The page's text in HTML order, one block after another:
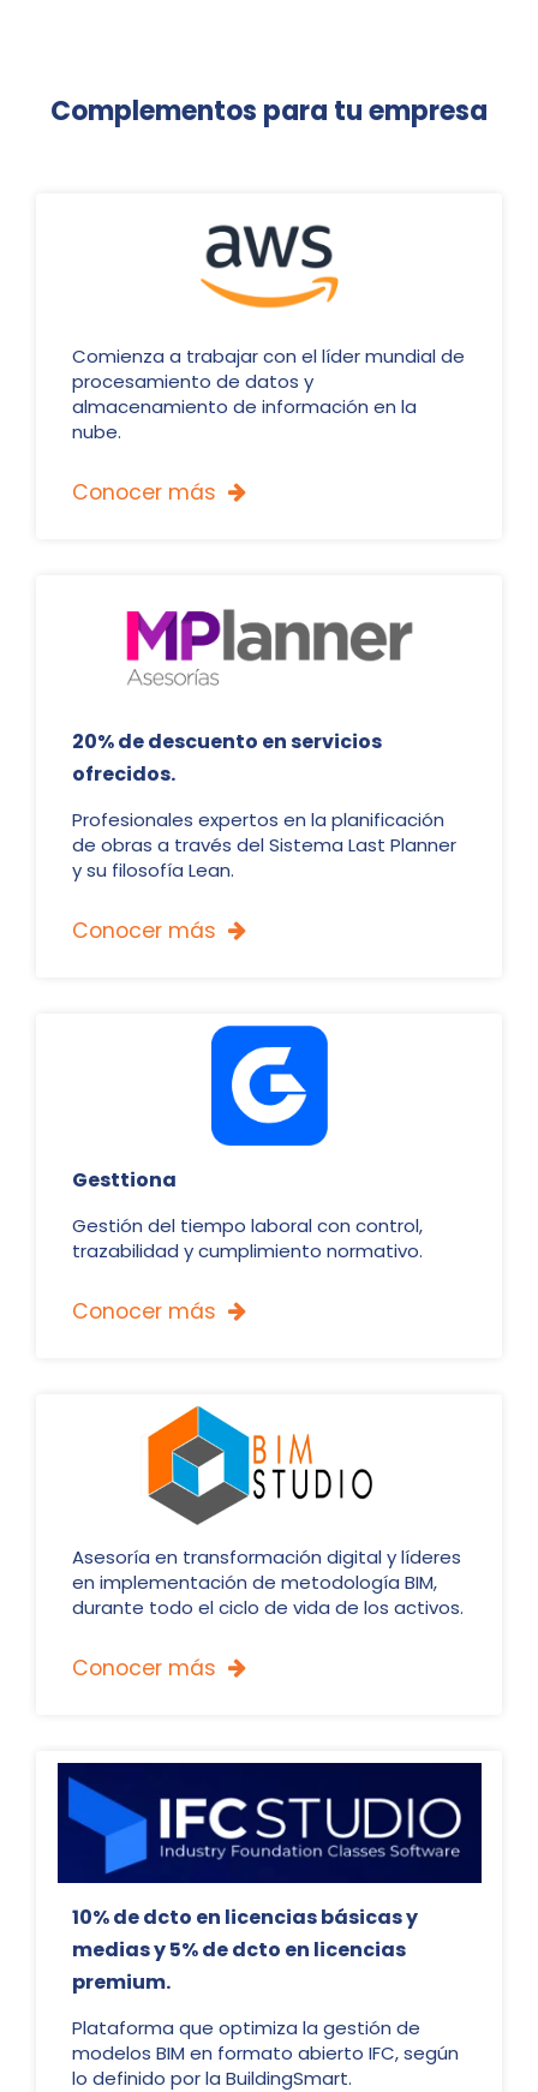
Complementos para tu empresa
Comienza a trabajar con el líder mundial de
procesamiento de datos y
almacenamiento de información en la
nube.
Conocer más 
20% de descuento en servicios
ofrecidos.
Profesionales expertos en la planificación
de obras a través del Sistema Last Planner
y su filosofía Lean.
Conocer más 
Gesttiona
Gestión del tiempo laboral con control,
trazabilidad y cumplimiento normativo.
Conocer más 
Asesoría en transformación digital y líderes
en implementación de metodología BIM,
durante todo el ciclo de vida de los activos.
Conocer más 
10% de dcto en licencias básicas y
medias y 5% de dcto en licencias
premium.
Plataforma que optimiza la gestión de
modelos BIM en formato abierto IFC, según
lo definido por la BuildingSmart.